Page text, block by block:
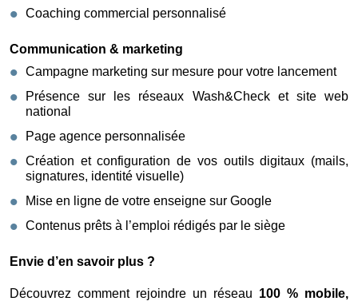
Coaching commercial personnalisé
Communication & marketing
Campagne marketing sur mesure pour votre lancement
Présence sur les réseaux Wash&Check et site web
national
Page agence personnalisée
Création et configuration de vos outils digitaux (mails,
signatures, identité visuelle)
Mise en ligne de votre enseigne sur Google
Contenus prêts à l’emploi rédigés par le siège
Envie d’en savoir plus ?
Découvrez comment rejoindre un réseau 100 % mobile,